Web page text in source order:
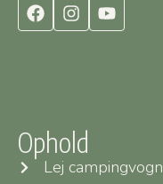
Ophold
Lej campingvogn